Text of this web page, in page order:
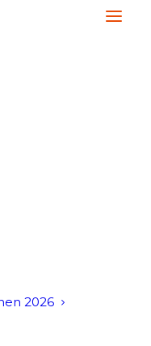
2026